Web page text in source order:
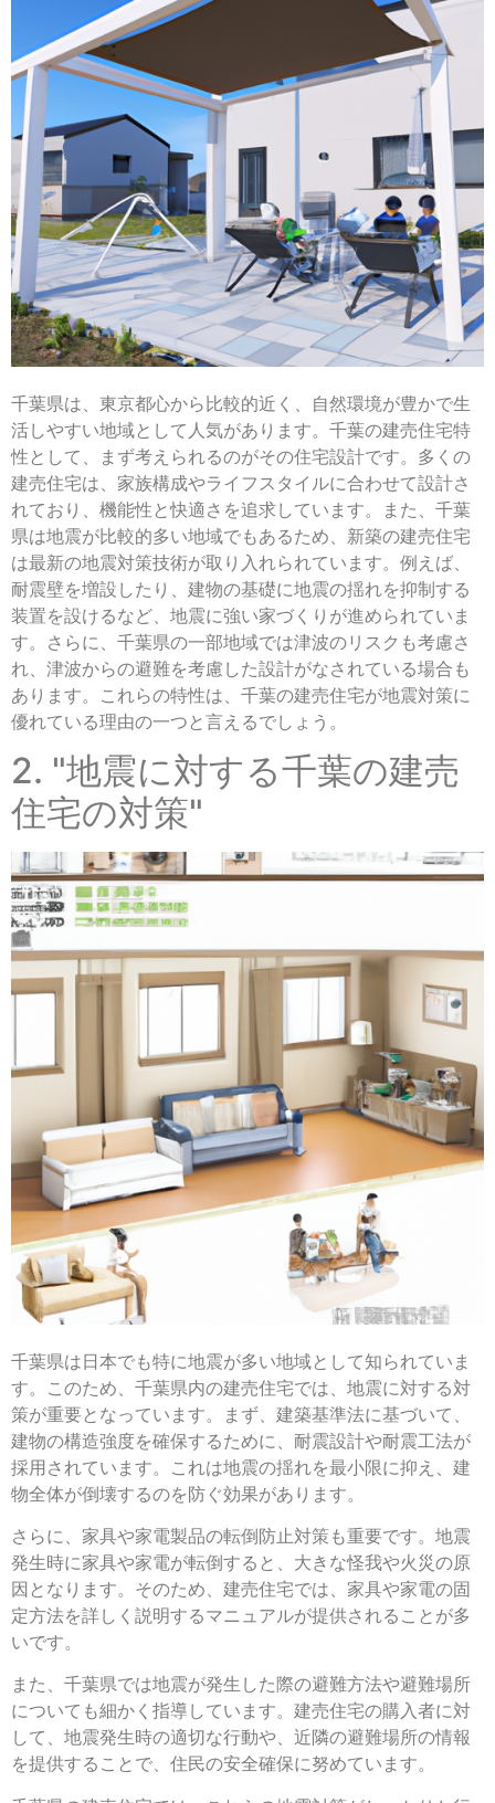
千葉県は、東京都心から比較的近く、自然環境が豊かで生
活しやすい地域として人気があります。千葉の建売住宅特
性として、まず考えられるのがその住宅設計です。多くの
建売住宅は、家族構成やライフスタイルに合わせて設計さ
れており、機能性と快適さを追求しています。また、千葉
県は地震が比較的多い地域でもあるため、新築の建売住宅
は最新の地震対策技術が取り入れられています。例えば、
耐震壁を増設したり、建物の基礎に地震の揺れを抑制する
装置を設けるなど、地震に強い家づくりが進められていま
す。さらに、千葉県の一部地域では津波のリスクも考慮さ
れ、津波からの避難を考慮した設計がなされている場合も
あります。これらの特性は、千葉の建売住宅が地震対策に
優れている理由の一つと言えるでしょう。
2. "地震に対する千葉の建売
住宅の対策"
千葉県は日本でも特に地震が多い地域として知られていま
す。このため、千葉県内の建売住宅では、地震に対する対
策が重要となっています。まず、建築基準法に基づいて、
建物の構造強度を確保するために、耐震設計や耐震工法が
採用されています。これは地震の揺れを最小限に抑え、建
物全体が倒壊するのを防ぐ効果があります。
さらに、家具や家電製品の転倒防止対策も重要です。地震
発生時に家具や家電が転倒すると、大きな怪我や火災の原
因となります。そのため、建売住宅では、家具や家電の固
定方法を詳しく説明するマニュアルが提供されることが多
いです。
また、千葉県では地震が発生した際の避難方法や避難場所
についても細かく指導しています。建売住宅の購入者に対
して、地震発生時の適切な行動や、近隣の避難場所の情報
を提供することで、住民の安全確保に努めています。